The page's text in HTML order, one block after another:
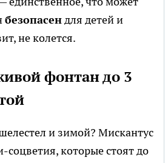
безопасендля детей и
не колется.
фонтан до 3
и зимой? Мискантус
соцветия, которые стоят до